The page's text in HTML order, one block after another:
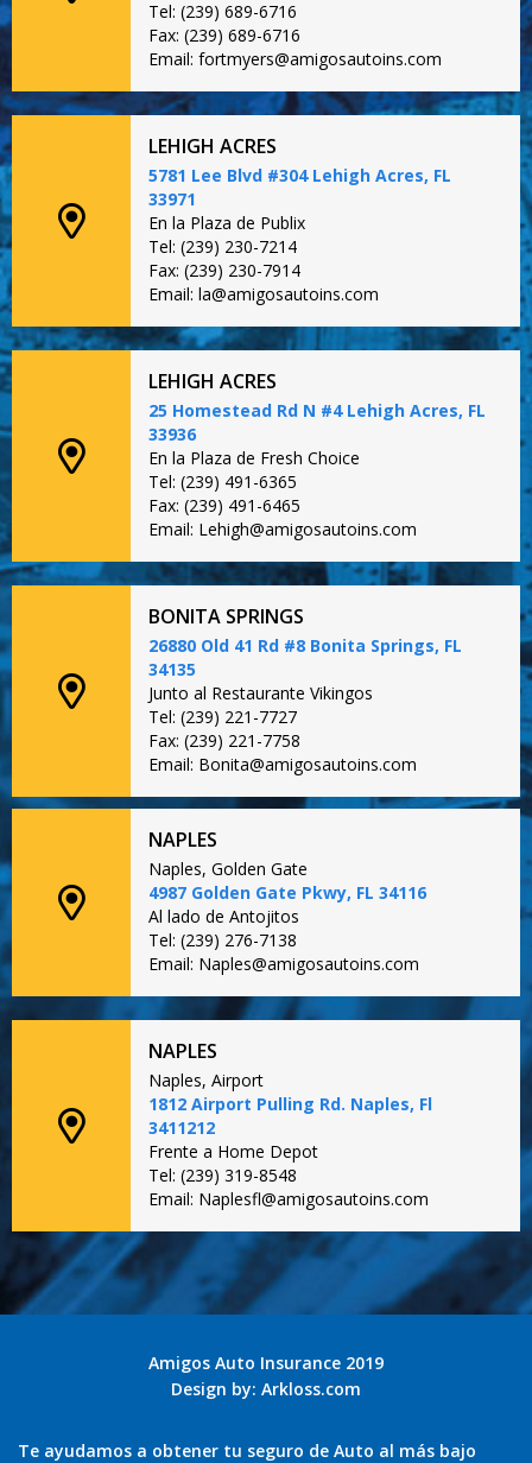
Tel: (239) 689-6716
Fax: (239) 689-6716
Email: fortmyers@amigosautoins.com
LEHIGH ACRES
5781 Lee Blvd #304 Lehigh Acres, FL
33971
En la Plaza de Publix
Tel: (239) 230-7214
Fax: (239) 230-7914
Email: la@amigosautoins.com
LEHIGH ACRES
25 Homestead Rd N #4 Lehigh Acres, FL
33936
En la Plaza de Fresh Choice
Tel: (239) 491-6365
Fax: (239) 491-6465
Email: Lehigh@amigosautoins.com
BONITA SPRINGS
26880 Old 41 Rd #8 Bonita Springs, FL
34135
Junto al Restaurante Vikingos
Tel: (239) 221-7727
Fax: (239) 221-7758
Email: Bonita@amigosautoins.com
NAPLES
Naples, Golden Gate
4987 Golden Gate Pkwy, FL 34116
Al lado de Antojitos
Tel: (239) 276-7138
Email: Naples@amigosautoins.com
NAPLES
Naples, Airport
1812 Airport Pulling Rd. Naples, Fl
3411212
Frente a Home Depot
Tel: (239) 319-8548
Email: Naplesfl@amigosautoins.com
Amigos Auto Insurance 2019
Design by: Arkloss.com
Te ayudamos a obtener tu seguro de Auto al más bajo